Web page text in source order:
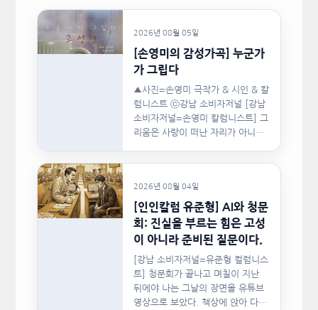
2026년 08월 05일
[손영미의 감성가곡] 누군가
가 그립다
▲사진=손영미 극작가 & 시인 & 칼
럼니스트 ⓒ강남 소비자저널 [강남
소비자저널=손영미 칼럼니스트] 그
리움은 사랑이 떠난 자리가 아니라,
2026년 08월 04일
[인인칼럼 유준형] AI와 청문
회: 진실을 부르는 힘은 고성
이 아니라 준비된 질문이다.
[강남 소비자저널=유준형 컬럼니스
트] 청문회가 끝나고 며칠이 지난
뒤에야 나는 그날의 장면을 유튜브
영상으로 보았다. 책상에 앉아 다른